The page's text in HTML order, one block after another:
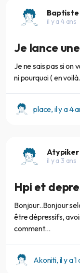
Baptiste
il y a 4 ans
Je lance
Je ne sais pas si on
ni pourquoi ( en
place, il y a 4
Atypiker
il y a 3 ans
Hpi et
Bonjour..Bonjour
être dépressifs,
comment...
Akoniti, il y a 1